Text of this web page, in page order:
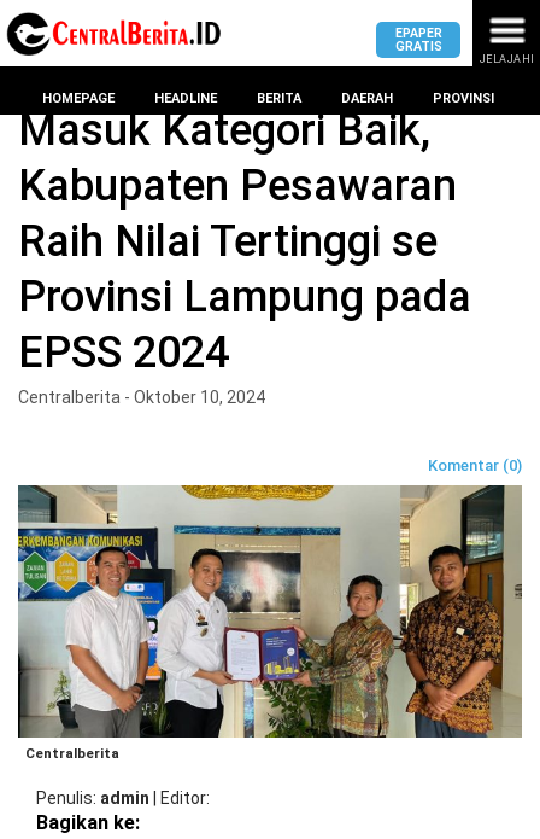
MASUK
KOTA
BANDAR
PESAWARAN
TANGGAMUS
PRINGSEWU
LAMPUNG
SELATAN
TENGAH
DPRD
PROVINSI
LAMPUNG
DPRD
METRO
DPRD
PESAWARAN
DPRD
TANGGAMUS
DPRD
PRINGSEWU
LAMPUNG
SUMSEL
JAWAB
BARAT
DKI
JAKARTA
EPAPER
GRATIS
JELAJAHI
HOMEPAGE HEADLINE BERITA DAERAH PROVINSI
Masuk Kategori Baik,
Kabupaten Pesawaran
Raih Nilai Tertinggi se
Provinsi Lampung pada
EPSS 2024
Centralberita - Oktober 10, 2024
Komentar (0)
Centralberita
Penulis admin Editor
Bagikan ke: